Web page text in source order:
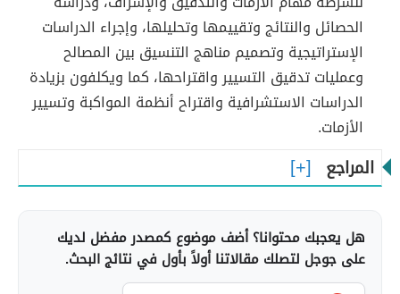
الحصائل والنتائج وتقييمها وتحليلها، وإجراء الدراسات
الإستراتيجية وتصميم مناهج التنسيق بين المصالح
وعمليات تدقيق التسيير واقتراحها، كما ويكلفون بزيادة
الدراسات الاستشرافية واقتراح أنظمة المواكبة وتسيير
الأزمات.
المراجع
هل يعجبك محتوانا؟ أضف موضوع كمصدر مفضل لديك
على جوجل لتصلك مقالاتنا أولاً بأول في نتائج البحث.